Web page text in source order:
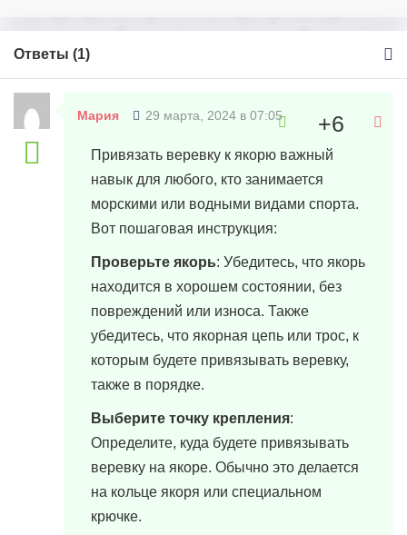
Ответы (1)
Мария 29 марта, 2024 в 07:05
Привязать веревку к якорю важный
навык для любого, кто занимается
морскими или водными видами спорта.
Вот пошаговая инструкция:
Проверьте якорь: Убедитесь, что якорь
находится в хорошем состоянии, без
повреждений или износа. Также
убедитесь, что якорная цепь или трос, к
которым будете привязывать веревку,
также в порядке.
Выберите точку крепления:
Определите, куда будете привязывать
веревку на якоре. Обычно это делается
на кольце якоря или специальном
крючке.
+6